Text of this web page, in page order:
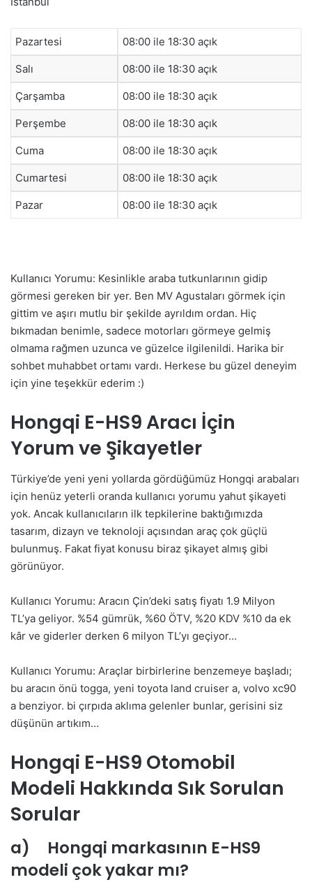
Pazartesi 08:00 ile 18:30 açık
Salı 08:00 ile 18:30 açık
Çarşamba 08:00 ile 18:30 açık
Perşembe 08:00 ile 18:30 açık
Cuma 08:00 ile 18:30 açık
Cumartesi 08:00 ile 18:30 açık
Pazar 08:00 ile 18:30 açık
Kullanıcı Yorumu: Kesinlikle araba tutkunlarının gidip
görmesi gereken bir yer. Ben MV Agustaları görmek için
gittim ve aşırı mutlu bir şekilde ayrıldım ordan. Hiç
bıkmadan benimle, sadece motorları görmeye gelmiş
olmama rağmen uzunca ve güzelce ilgilenildi. Harika bir
sohbet muhabbet ortamı vardı. Herkese bu güzel deneyim
için yine teşekkür ederim :)
Hongqi E-HS9 Aracı İçin
Yorum ve Şikayetler
Türkiye’de yeni yeni yollarda gördüğümüz Hongqi arabaları
için henüz yeterli oranda kullanıcı yorumu yahut şikayeti
yok. Ancak kullanıcıların ilk tepkilerine baktığımızda
tasarım, dizayn ve teknoloji açısından araç çok güçlü
bulunmuş. Fakat fiyat konusu biraz şikayet almış gibi
görünüyor.
Kullanıcı Yorumu: Aracın Çin’deki satış fiyatı 1.9 Milyon
TL’ya geliyor. %54 gümrük, %60 ÖTV, %20 KDV %10 da ek
kâr ve giderler derken 6 milyon TL’yı geçiyor…
Kullanıcı Yorumu: Araçlar birbirlerine benzemeye başladı;
bu aracın önü togga, yeni toyota land cruiser a, volvo xc90
a benziyor. bi çırpıda aklıma gelenler bunlar, gerisini siz
düşünün artıkım…
Hongqi E-HS9 Otomobil
Modeli Hakkında Sık Sorulan
Sorular
a) Hongqi markasının E-HS9
modeli çok yakar mı?